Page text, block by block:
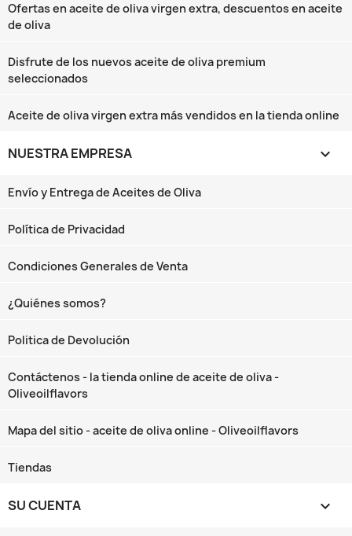
Ofertas en aceite de oliva virgen extra, descuentos en aceite
de oliva
Disfrute de los nuevos aceite de oliva premium
seleccionados
Aceite de oliva virgen extra más vendidos en la tienda online
NUESTRA EMPRESA 
Envío y Entrega de Aceites de Oliva
Política de Privacidad
Condiciones Generales de Venta
¿Quiénes somos?
Politica de Devolución
Contáctenos - la tienda online de aceite de oliva -
Oliveoilflavors
Mapa del sitio - aceite de oliva online - Oliveoilflavors
Tiendas
SU CUENTA 